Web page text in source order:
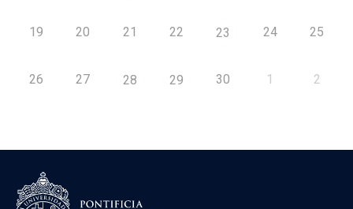
19 20 21 22 23 24 25
26 27 28 29 30 1 2